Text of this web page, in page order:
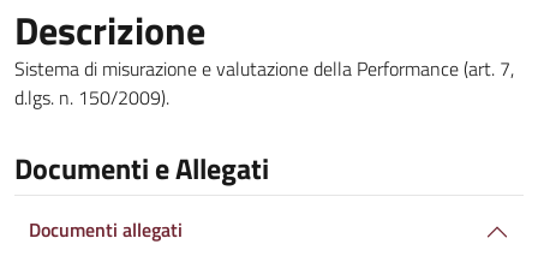
Descrizione
Sistema di misurazione e valutazione della Performance (art. 7,
d.lgs. n. 150/2009).
Documenti e Allegati
Documenti allegati